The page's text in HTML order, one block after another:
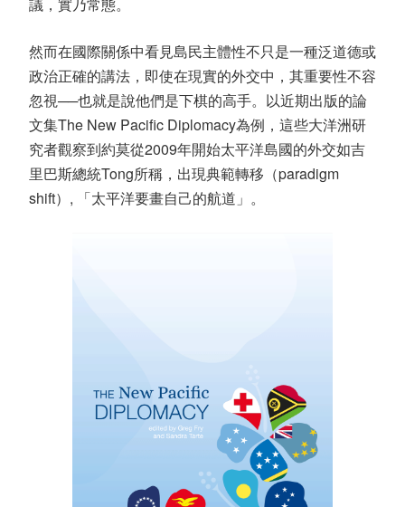
然而在國際關係中看見島民主體性不只是一種泛道德或
政治正確的講法，即使在現實的外交中，其重要性不容
忽視──也就是說他們是下棋的高手。以近期出版的論
文集The New Pacific Diplomacy為例，這些大洋洲研
究者觀察到約莫從2009年開始太平洋島國的外交如吉
里巴斯總統Tong所稱，出現典範轉移（paradigm
shift）, 「太平洋要畫自己的航道」。